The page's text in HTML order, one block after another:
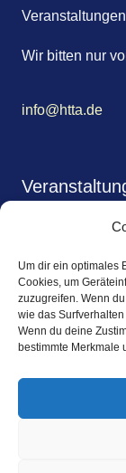
Um dir ein optimales
Cookies, um
zuzugreifen. Wenn
wie das
Wenn du deine
bestimmte Merkmale
Wir bitten nur
info@htta.de
Johnsallee
20146